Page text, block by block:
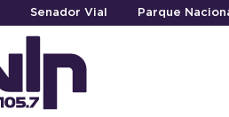
Senador Vial Parque